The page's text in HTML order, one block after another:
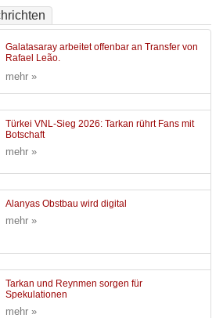
Galatasaray arbeitet offenbar an Transfer von
Rafael Leão.
mehr »
Türkei VNL-Sieg 2026: Tarkan rührt Fans mit
Botschaft
mehr »
Alanyas Obstbau wird digital
mehr »
Tarkan und Reynmen sorgen für
Spekulationen
mehr »